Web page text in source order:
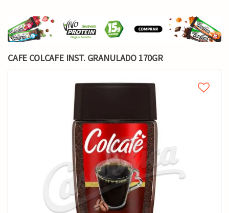
CAFE COLCAFE INST. GRANULADO 170GR